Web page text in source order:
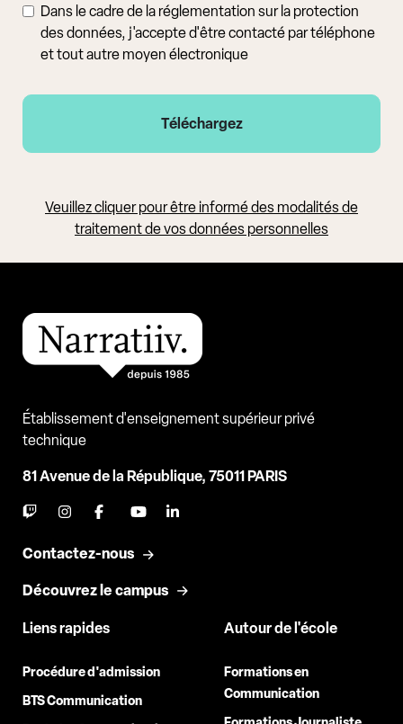
Dans le cadre de la réglementation sur la protection
des données, j'accepte d'être contacté par téléphone
et tout autre moyen électronique
Veuillez cliquer pour être informé des modalités de
traitement de vos données personnelles
Établissement d'enseignement supérieur privé
technique
81 Avenue de la République, 75011 PARIS
Contactez-nous
Découvrez le campus
Liens rapides
Procédure d'admission
BTS Communication
Autour de l'école
Formations en
Communication